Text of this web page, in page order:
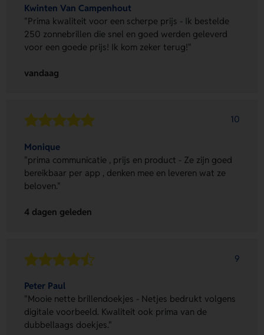
Kwinten Van Campenhout
"Prima kwaliteit voor een scherpe prijs - Ik bestelde
250 zonnebrillen die snel en goed werden geleverd
voor een goede prijs! Ik kom zeker terug!"
vandaag
10
Monique
"prima communicatie , prijs en product - Ze zijn goed
bereikbaar per app , denken mee en leveren wat ze
beloven."
4 dagen geleden
9
Peter Paul
"Mooie nette brillendoekjes - Netjes bedrukt volgens
digitale voorbeeld. Kwaliteit ook prima van de
dubbellaags doekjes."